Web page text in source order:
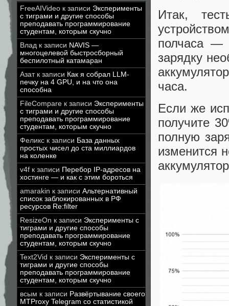
FreeAIVideo к записи Эксперименты
с тиграми и другие способы
преподавать программирование
студентам, которым скучно
Влад к записи NAVIS —
многоцелевой быстросборный
беспилотный катамаран
Азатк записи Как я собрал LLM-
печку на 4 GPU, и на что она
способна
FileCompare к записи Эксперименты
с тиграми и другие способы
преподавать программирование
студентам, которым скучно
Феликс к записи База данных
простых чисел до ста миллиардов
на коленке
v4f к записи Перебор IP-адресов на
хостинге — и как с этим бороться
amarakin к записи Альтернативный
список заблокированных в РФ
ресурсов Re:filter
ResizeOn к записи Эксперименты с
тиграми и другие способы
преподавать программирование
студентам, которым скучно
Text2Vid к записи Эксперименты с
тиграми и другие способы
преподавать программирование
студентам, которым скучно
всым к записи Развёртывание своего
MTProxy Telegram со статистикой
Итак,
полчаса
зарядку
часа.
Если же
получите
полную
изменится